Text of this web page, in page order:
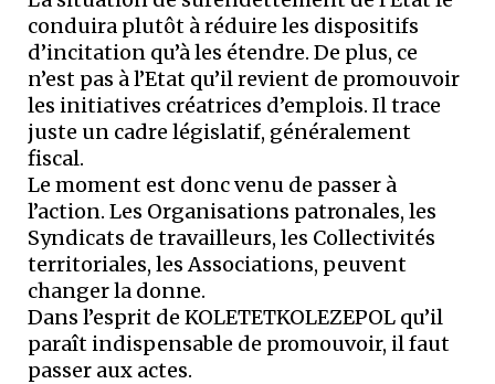
conduira plutôt à réduire les dispositifs
d’incitation qu’à les étendre. De plus, ce
n’est pas à l’Etat qu’il revient de promouvoir
les initiatives créatrices d’emplois. Il trace
juste un cadre législatif, généralement
fiscal.
Le moment est donc venu de passer à
l’action. Les Organisations patronales, les
Syndicats de travailleurs, les Collectivités
territoriales, les Associations, peuvent
changer la donne.
Dans l’esprit de KOLETETKOLEZEPOL qu’il
paraît indispensable de promouvoir, il faut
passer aux actes.